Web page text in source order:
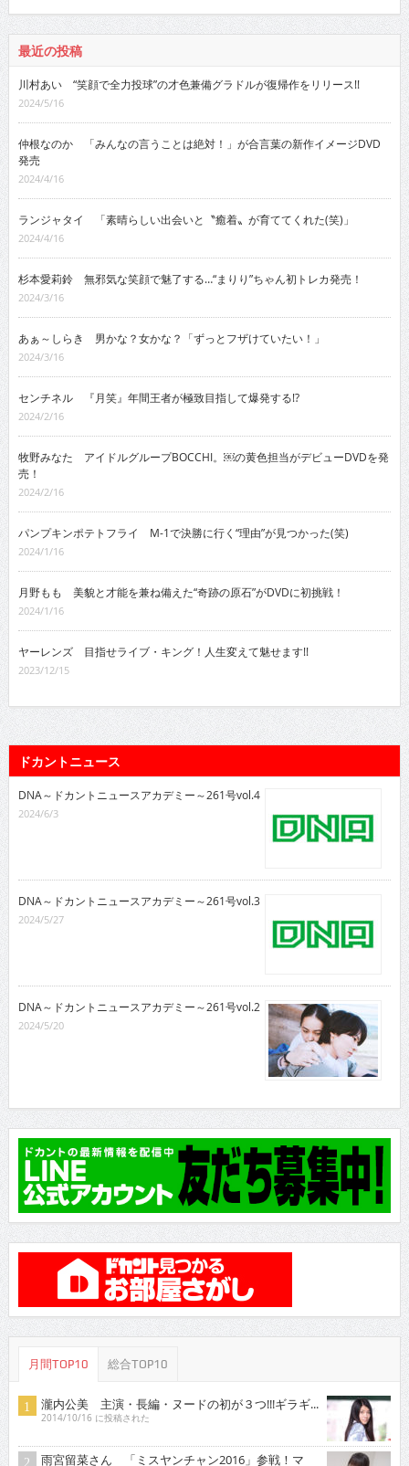
最近の投稿
川村あい “笑顔で全力投球”の才色兼備グラドルが復帰作をリリース!!
2024/5/16
仲根なのか 「みんなの言うことは絶対！」が合言葉の新作イメージDVD
発売
2024/4/16
ランジャタイ 「素晴らしい出会いと〝癒着〟が育ててくれた(笑)」
2024/4/16
杉本愛莉鈴 無邪気な笑顔で魅了する…“まりり”ちゃん初トレカ発売！
2024/3/16
あぁ～しらき 男かな？女かな？「ずっとフザけていたい！」
2024/3/16
センチネル 『月笑』年間王者が極致目指して爆発する!?
2024/2/16
牧野みなた アイドルグループBOCCHI。￼の黄色担当がデビューDVDを発
売！
2024/2/16
パンプキンポテトフライ M-1で決勝に行く“理由”が見つかった(笑)
2024/1/16
月野もも 美貌と才能を兼ね備えた“奇跡の原石”がDVDに初挑戦！
2024/1/16
ヤーレンズ 目指せライブ・キング！人生変えて魅せます!!
2023/12/15
ドカントニュース
DNA～ドカントニュースアカデミー～261号vol.4
2024/6/3
DNA～ドカントニュースアカデミー～261号vol.3
2024/5/27
DNA～ドカントニュースアカデミー～261号vol.2
2024/5/20
月間TOP10 総合TOP10
瀧内公美 主演・長編・ヌードの初が３つ!!!ギラギ...
2014/10/16 に投稿された
雨宮留菜さん 「ミスヤンチャン2016」参戦！マ